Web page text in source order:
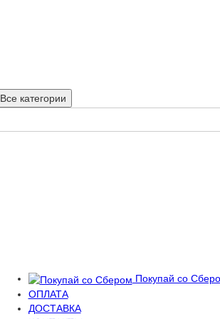
Все категории
Покупай со
ОПЛАТА
ДОСТАВКА